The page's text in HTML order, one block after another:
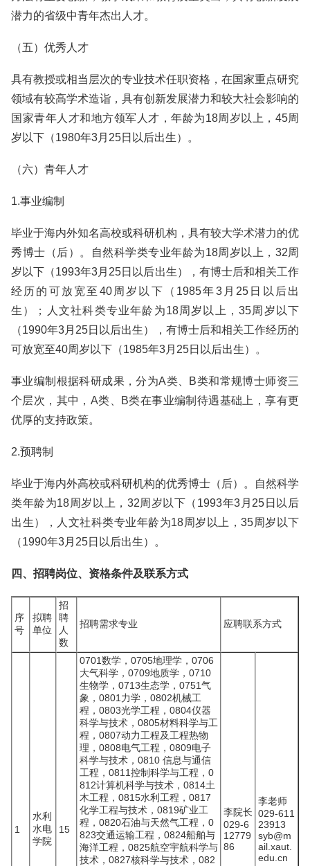
潜力的省级中青年杰出人才。
（五）优秀人才
具有教授或相当层次的专业技术任职资格，在国家重点研究
领域有较高学术造诣，具有创新发展潜力和较大社会影响的
国家青年人才和地方领军人才，年龄为18周岁以上，45周
岁以下（1980年3月25日以后出生）。
（六）青年人才
1.事业编制
毕业于海内外知名高校或科研机构，具有较大学术潜力的优
秀博士（后）。自然科学类专业年龄为18周岁以上，32周
岁以下（1993年3月25日以后出生），有博士后和相关工作
经历的可放宽至40周岁以下（1985年3月25日以后出
生）；人文社科类专业年龄为18周岁以上，35周岁以下
（1990年3月25日以后出生），有博士后和相关工作经历的
可放宽至40周岁以下（1985年3月25日以后出生）。
事业编制根据科研成果，分为A类、B类和常规博士师资三
个层次，其中，A类、B类在事业编制待遇基础上，享有更
优厚的支持政策。
2.预聘制
毕业于海内外高校或科研机构的优秀博士（后）。自然科学
类年龄为18周岁以上，32周岁以下（1993年3月25日以后
出生），人文社科类专业年龄为18周岁以上，35周岁以下
（1990年3月25日以后出生）。
四、招聘岗位、资格条件及联系方式
序
号
拟聘
单位
招
聘
人
数
招聘需求专业 应聘联系方式
1
水利
水电
学院
15
0701数学，0705地理学，0706
大气科学，0709地质学，0710
生物学，0713生态学，0751气
象，0801力学，0802机械工
程，0803光学工程，0804仪器
科学与技术，0805材料科学与工
程，0807动力工程及工程热物
理，0808电气工程，0809电子
科学与技术，0810 信息与通信
工程，0811控制科学与工程，0
812计算机科学与技术，0814土
木工程，0815水利工程，0817
化学工程与技术，0819矿业工
程，0820石油与天然气工程，0
823交通运输工程，0824船舶与
海洋工程，0825航空宇航科学与
技术，0827核科学与技术，082
李院长
029-6
12779
86
李老师
029-611
23913
syb@m
ail.xaut.
edu.cn